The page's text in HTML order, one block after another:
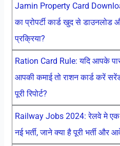
Jamin Property Card
का प्रोपर्टी कार्ड खुद से डाउनलोड
प्रक्रिया?
Ration Card Rule: यदि आपके
आपकी कमाई तो राशन कार्ड करें
पूरी रिपोर्ट?
Railway Jobs 2024: रेलवे मे एक
नई भर्ती, जाने क्या है पूरी भर्ती और